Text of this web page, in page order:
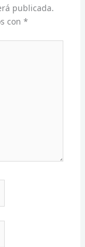
publicada.
con *